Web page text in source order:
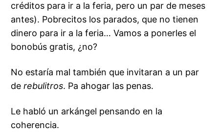
créditos para ir a la feria, pero un par de meses
antes). Pobrecitos los parados, que no tienen
dinero para ir a la feria… Vamos a ponerles el
bonobús gratis, ¿no?
No estaría mal también que invitaran a un par
derebulitros. Pa ahogar las penas.
Le habló un arkángel pensando en la
coherencia.